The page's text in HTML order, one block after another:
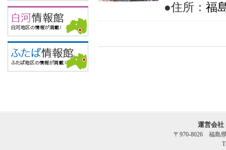
●住所： 福
運営会
〒970-8026 福島